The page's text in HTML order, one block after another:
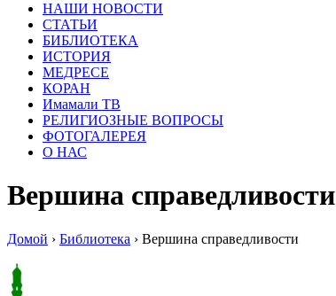
НАШИ НОВОСТИ
СТАТЬИ
БИБЛИОТЕКА
ИСТОРИЯ
МЕДРЕСЕ
КОРАН
Имамали ТВ
РЕЛИГИОЗНЫЕ ВОПРОСЫ
ФОТОГАЛЕРЕЯ
О НАС
Вершина справедливости
Домой › Библиотека › Вершина справедливости